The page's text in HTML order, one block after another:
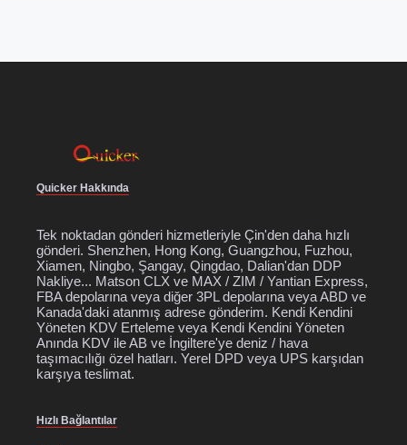
Quicker Hakkında
Tek noktadan gönderi hizmetleriyle Çin'den daha hızlı
gönderi. Shenzhen, Hong Kong, Guangzhou, Fuzhou,
Xiamen, Ningbo, Şangay, Qingdao, Dalian'dan DDP
Nakliye... Matson CLX ve MAX / ZIM / Yantian Express,
FBA depolarına veya diğer 3PL depolarına veya ABD ve
Kanada'daki atanmış adrese gönderim. Kendi Kendini
Yöneten KDV Erteleme veya Kendi Kendini Yöneten
Anında KDV ile AB ve İngiltere'ye deniz / hava
taşımacılığı özel hatları. Yerel DPD veya UPS karşıdan
karşıya teslimat.
Hızlı Bağlantılar